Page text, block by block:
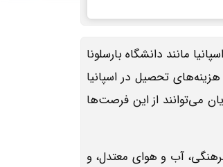
مانند دانشگاه بارسلونا
تحصیل در اسپانیا
می‌توانند از این فرصت‌ها
آب و هوای معتدل، و